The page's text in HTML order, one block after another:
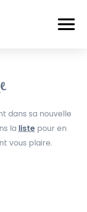
dans sa nouvelle
la listepour en
vous plaire.